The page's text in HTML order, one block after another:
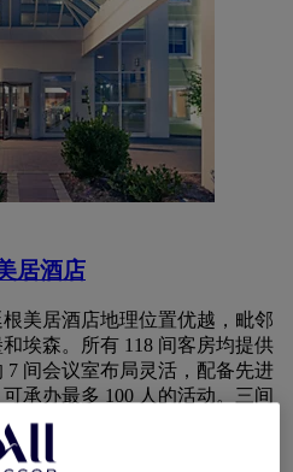
居酒店
美居酒店地理位置优越，毗邻
埃森。所有 118 间客房均提供
7 间会议室布局灵活，配备先进
承办最多 100 人的活动。三间
A3 和 A52 高速公路抵达酒
中央火车站 19 公里（11.8 英